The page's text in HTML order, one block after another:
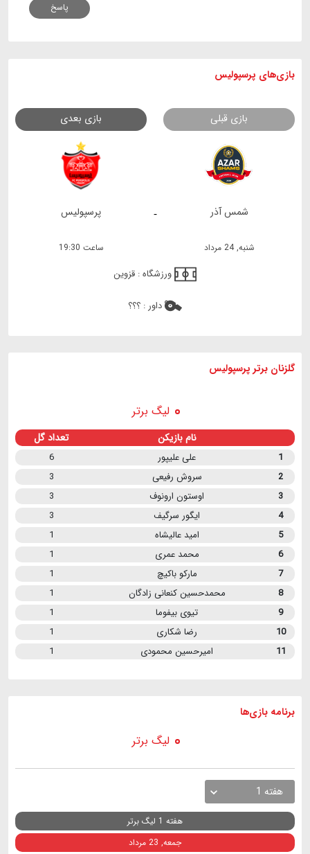
پاسخ
بازی های پرسپولیس
بازی قبلی بازی بعدی
- شمس آذر پرسپولیس
شنبه, 24 مرداد ساعت 19:30
ورزشگاه : قزوین
داور : ؟؟؟
گلزنان برتر پرسپولیس
لیگ برتر
نام بازیکن تعداد گل
1 علی علیپور
6
2
سروش رفیعی
3
3
اوستون ارونوف
3
4
ایگور سرگیف
3
5
امید عالیشاه
1
6
محمد عمری
1
7
مارکو باکیچ
1
8
محمدحسین کنعانی زادگان
1
9
تیوی بیفوما
1
10
رضا شکاری
1
11
امیرحسین محمودی 1
برنامه بازی ها
لیگ برتر
هفته 1
هفته 1 لیگ برتر
جمعه, 23 مرداد